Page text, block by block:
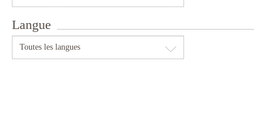
Langue
Toutes les langues